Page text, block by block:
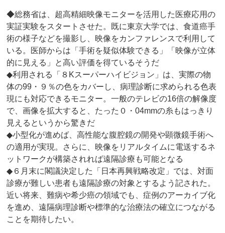
◆総務省は、超高精細映像モニターを活用した医療応用の
実証実験をスタートさせた。既に東京大学では、食道癌手
術の様子などを撮影し、映像をカンファレンスで利用して
いる。医師からは「手術を疑似体験できる」「映像が立体
的に見える」と高い評価を得ているそうだ
◆利用される「８Kスーパーハイビジョン」は、実際の物
体の99・９％の色をカバーし、病理診断に求められる色表
現にも対応できるモニター。一般のテレビの16倍の解像度
で、画像を拡大すると、たった０・04mmの糸もはっきり
見えるというから驚きだ
◆小型化が進めば、高性能な腹腔鏡の開発や顕微鏡手術へ
の適用が実現。さらに、映像をリアルタイムに電送するネ
ットワークが構築されれば遠隔診療も可能となる
◆６月末に閣議決定した「日本再興戦略改定」では、対面
診療が難しい患者も遠隔診療の対象とするよう記された。
近い将来、難病や希少癌の領域でも、症例のアーカイブ化
を進め、遠隔病理診断や標準的な治療法の確立につながる
ことを期待したい。